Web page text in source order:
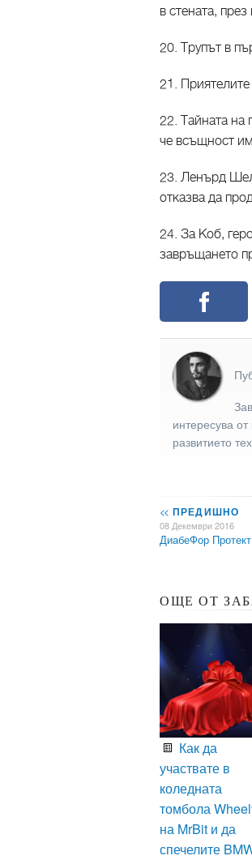
в стената,
20. Трупът в
21.
22. Тайната на
че всъщност
23. Ленърд
отказва да
24. За Коб,
завръщането
интересува
развитието
<< ПРЕДИШНО
08 Декември 2016
ДиабеФор
ОЩЕ ОТ
Как да
участвате в
коледната
томбола
на MrBit и да
спечелите